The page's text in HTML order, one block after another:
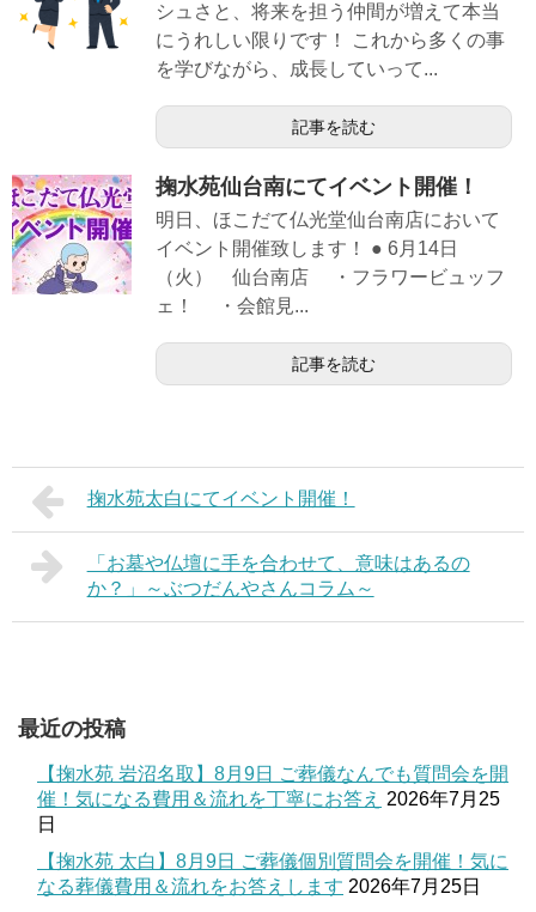
シュさと、将来を担う仲間が増えて本当
にうれしい限りです！ これから多くの事
を学びながら、成長していって...
記事を読む
掬水苑仙台南にてイベント開催！
明日、ほこだて仏光堂仙台南店において
イベント開催致します！ ● 6月14日
（火） 仙台南店 ・フラワービュッフ
ェ！ ・会館見...
記事を読む
掬水苑太白にてイベント開催！
「お墓や仏壇に手を合わせて、意味はあるの
か？」～ぶつだんやさんコラム～
最近の投稿
【掬水苑 岩沼名取】8月9日 ご葬儀なんでも質問会を開
催！気になる費用＆流れを丁寧にお答え 2026年7月25
日
【掬水苑 太白】8月9日 ご葬儀個別質問会を開催！気に
なる葬儀費用＆流れをお答えします 2026年7月25日